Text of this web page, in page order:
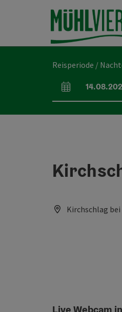
Accesskey
[0]
Navigatie Accesskey
[1]
PaginabeginAccesskey
[2]
Reisperiode /
Velden voor
Kirchschlag